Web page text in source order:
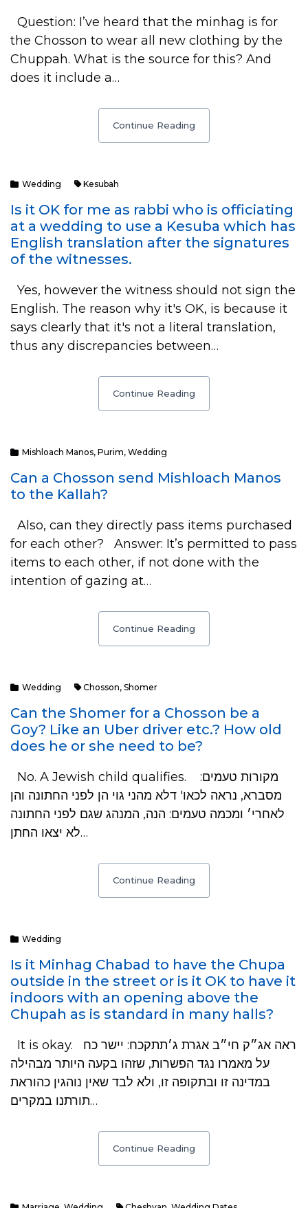
Question: I’ve heard that the minhag is for
the Chosson to wear all new clothing by the
Chuppah. What is the source for this? And
does it include a…
Continue Reading
Wedding Kesubah
Is it OK for me as rabbi who is officiating
at a wedding to use a Kesuba which has
English translation after the signatures
of the witnesses.
Yes, however the witness should not sign the
English. The reason why it's OK, is because it
says clearly that it's not a literal translation,
thus any discrepancies between…
Continue Reading
Mishloach Manos, Purim, Wedding
Can a Chosson send Mishloach Manos
to the Kallah?
Also, can they directly pass items purchased
for each other? Answer: It’s permitted to pass
items to each other, if not done with the
intention of gazing at…
Continue Reading
Wedding Chosson, Shomer
Can the Shomer for a Chosson be a
Goy? Like an Uber driver etc.? How old
does he or she need to be?
No. A Jewish child qualifies. מקורות טעמים:
מסברא, נראה לכאו' דלא מהני גוי הן לפני החתונה והן
לאחרי׳ ומכמה טעמים: הנה, המנהג שגם לפני החתונה
לא יצאו החתן…
Continue Reading
Wedding
Is it Minhag Chabad to have the Chupa
outside in the street or is it OK to have it
indoors with an opening above the
Chupah as is standard in many halls?
It is okay. ראה אג״ק חי״ב אגרת ג׳תתקכח: יישר כח
על מאמרו נגד הפשרות, שזהו בקעה היותר מבהילה
במדינה זו ובתקופה זו, ולא לבד שאין נוהגין כהוראת
תורתנו במקרים…
Continue Reading